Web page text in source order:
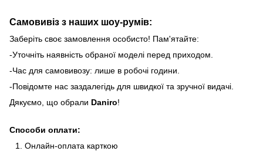
Самовивіз з наших шоу-румів:
Заберіть своє замовлення особисто! Пам'ятайте:
-Уточніть наявність обраної моделі перед приходом.
-Час для самовивозу: лише в робочі години.
-Повідомте нас заздалегідь для швидкої та зручної видачі.
Дякуємо, що обрали Daniro!
Способи оплати:
Онлайн-оплата карткою